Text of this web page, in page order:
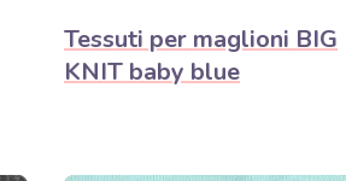
Tessuti per maglioni BIG
KNIT baby blue